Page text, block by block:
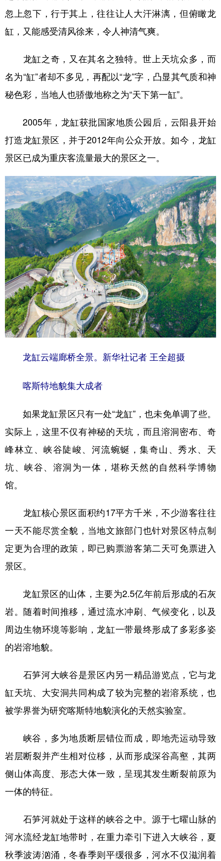
忽上忽下，行于其上，往往让人大汗淋漓，但俯瞰龙
缸，又能感受清风徐来，令人神清气爽。
龙缸之奇，又在其名之独特。世上天坑众多，而
名为“缸”者却不多见，再配以“龙”字，凸显其气质和神
秘色彩，当地人也骄傲地称之为“天下第一缸”。
2005年，龙缸获批国家地质公园后，云阳县开始
打造龙缸景区，并于2012年向公众开放。如今，龙缸
景区已成为重庆客流量最大的景区之一。
龙缸云端廊桥全景。新华社记者 王全超摄
喀斯特地貌集大成者
如果龙缸景区只有一处“龙缸”，也未免单调了些。
实际上，这里不仅有神秘的天坑，而且溶洞密布、奇
峰林立、峡谷陡峻、河流蜿蜒，集奇山、秀水、天
坑、峡谷、溶洞为一体，堪称天然的自然科学博物
馆。
龙缸核心景区面积约17平方千米，不少游客往往
一天不能尽赏全貌，当地文旅部门也针对景区特点制
定更为合理的政策，即已购票游客第二天可免票进入
景区。
龙缸景区的山体，主要为2.5亿年前后形成的石灰
岩。随着时间推移，通过流水冲刷、气候变化，以及
周边生物环境等影响，龙缸一带最终形成了多彩多姿
的岩溶地貌。
石笋河大峡谷是景区内另一精品游览点，它与龙
缸天坑、大安洞共同构成了较为完整的岩溶系统，也
被学界誉为研究喀斯特地貌演化的天然实验室。
峡谷，多为地质断层错位而成，即地壳运动导致
岩层断裂并产生相对位移，从而形成深谷高壑，其两
侧山体高度、形态大体一致，呈现其发生断裂前原为
一体的特征。
石笋河就处于这样的峡谷之中。源于七曜山脉的
河水流经龙缸地带时，在重力牵引下进入大峡谷，夏
秋季波涛汹涌，冬春季则平缓很多，河水不仅滋润着